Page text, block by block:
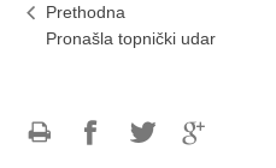
Prethodna
Pronašla topnički udar